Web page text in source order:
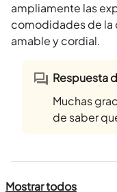
ampliamente las
comodidades de la
amable y cordial.
Respuesta
Muchas
de saber
Mostrar todos